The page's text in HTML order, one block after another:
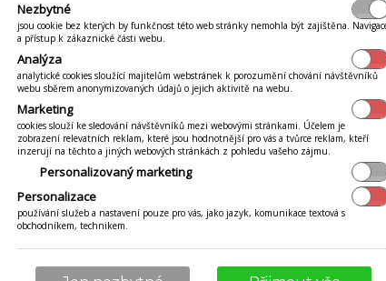
nebude stěžovat na monotónní,
objednávek. A tím nikdy
ve vašem podniku. Naopak,
Trpělivě provede zákazníka celým
až po platbu a tisk
přitom bude míttolik času na
. Nebude se cítit
U kiosku si vše v klidu
počká na rychlý výdej
Nezbytné
jsou cookie bez kterých by funkčnost této web stránky nemohla být zajištěna.
a přístup k zákaznické části webu.
Analýza
analytické cookies sloužící majitelům webstránek k porozumění chování návštěvníků
webu sběrem anonymizovaných údajů o jejich aktivitě na webu.
Marketing
cookies slouží ke sledování návštěvníků mezi webovými stránkami. Účelem je
zobrazení relevatních reklam, které jsou hodnotnější pro vás a tvůrce reklam, kteří
inzerují na těchto a jiných webových stránkách z pohledu vašeho zájmu.
Personalizovaný marketing
Personalizace
používání služeb a nastavení pouze pro vás, jako jazyk, komunikace textová s
obchodníkem, technikem.